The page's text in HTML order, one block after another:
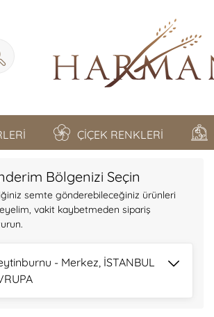
ÇİÇEK RENKLERİ
Bölgenizi Seçin
semte gönderebileceğiniz ürünleri
vakit kaybetmeden sipariş
- Merkez, İSTANBUL